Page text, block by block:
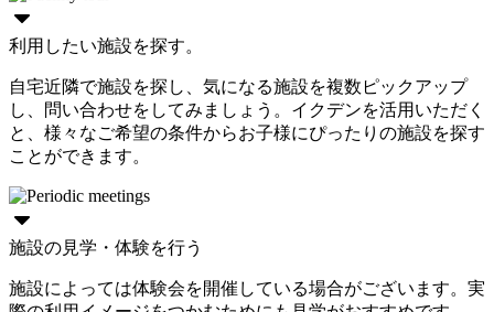
利用したい施設を探す。
自宅近隣で施設を探し、気になる施設を複数ピックアップ
し、問い合わせをしてみましょう。イクデンを活用いただく
と、様々なご希望の条件からお子様にぴったりの施設を探す
ことができます。
施設の見学・体験を行う
施設によっては体験会を開催している場合がございます。実